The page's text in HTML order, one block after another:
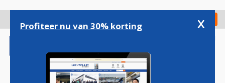
gaan
Check in
Profiteer nu van 30% korting x